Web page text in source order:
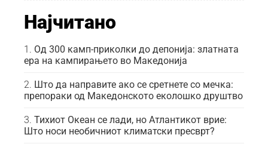
Најчитано
Од 300 камп-приколки до депонија: златната
ера на кампирањето во Македонија
Што да направите ако се сретнете со мечка:
препораки од Македонското еколошко друштво
Тихиот Океан се лади, но Атлантикот врие:
Што носи необичниот климатски пресврт?